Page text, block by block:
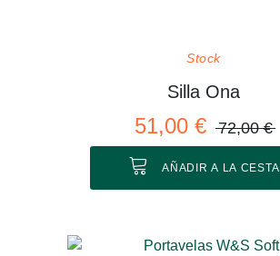
Stock
Silla Ona
51,00 € 72,00 €
AÑADIR A LA CESTA